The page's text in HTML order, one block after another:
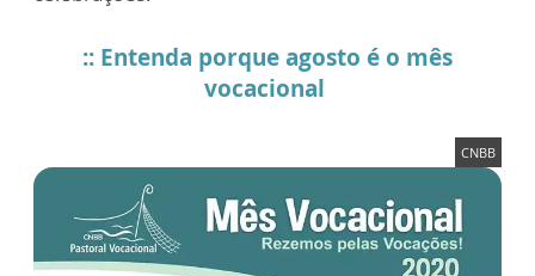
:: Entenda porque agosto é o mês
vocacional
CNBB